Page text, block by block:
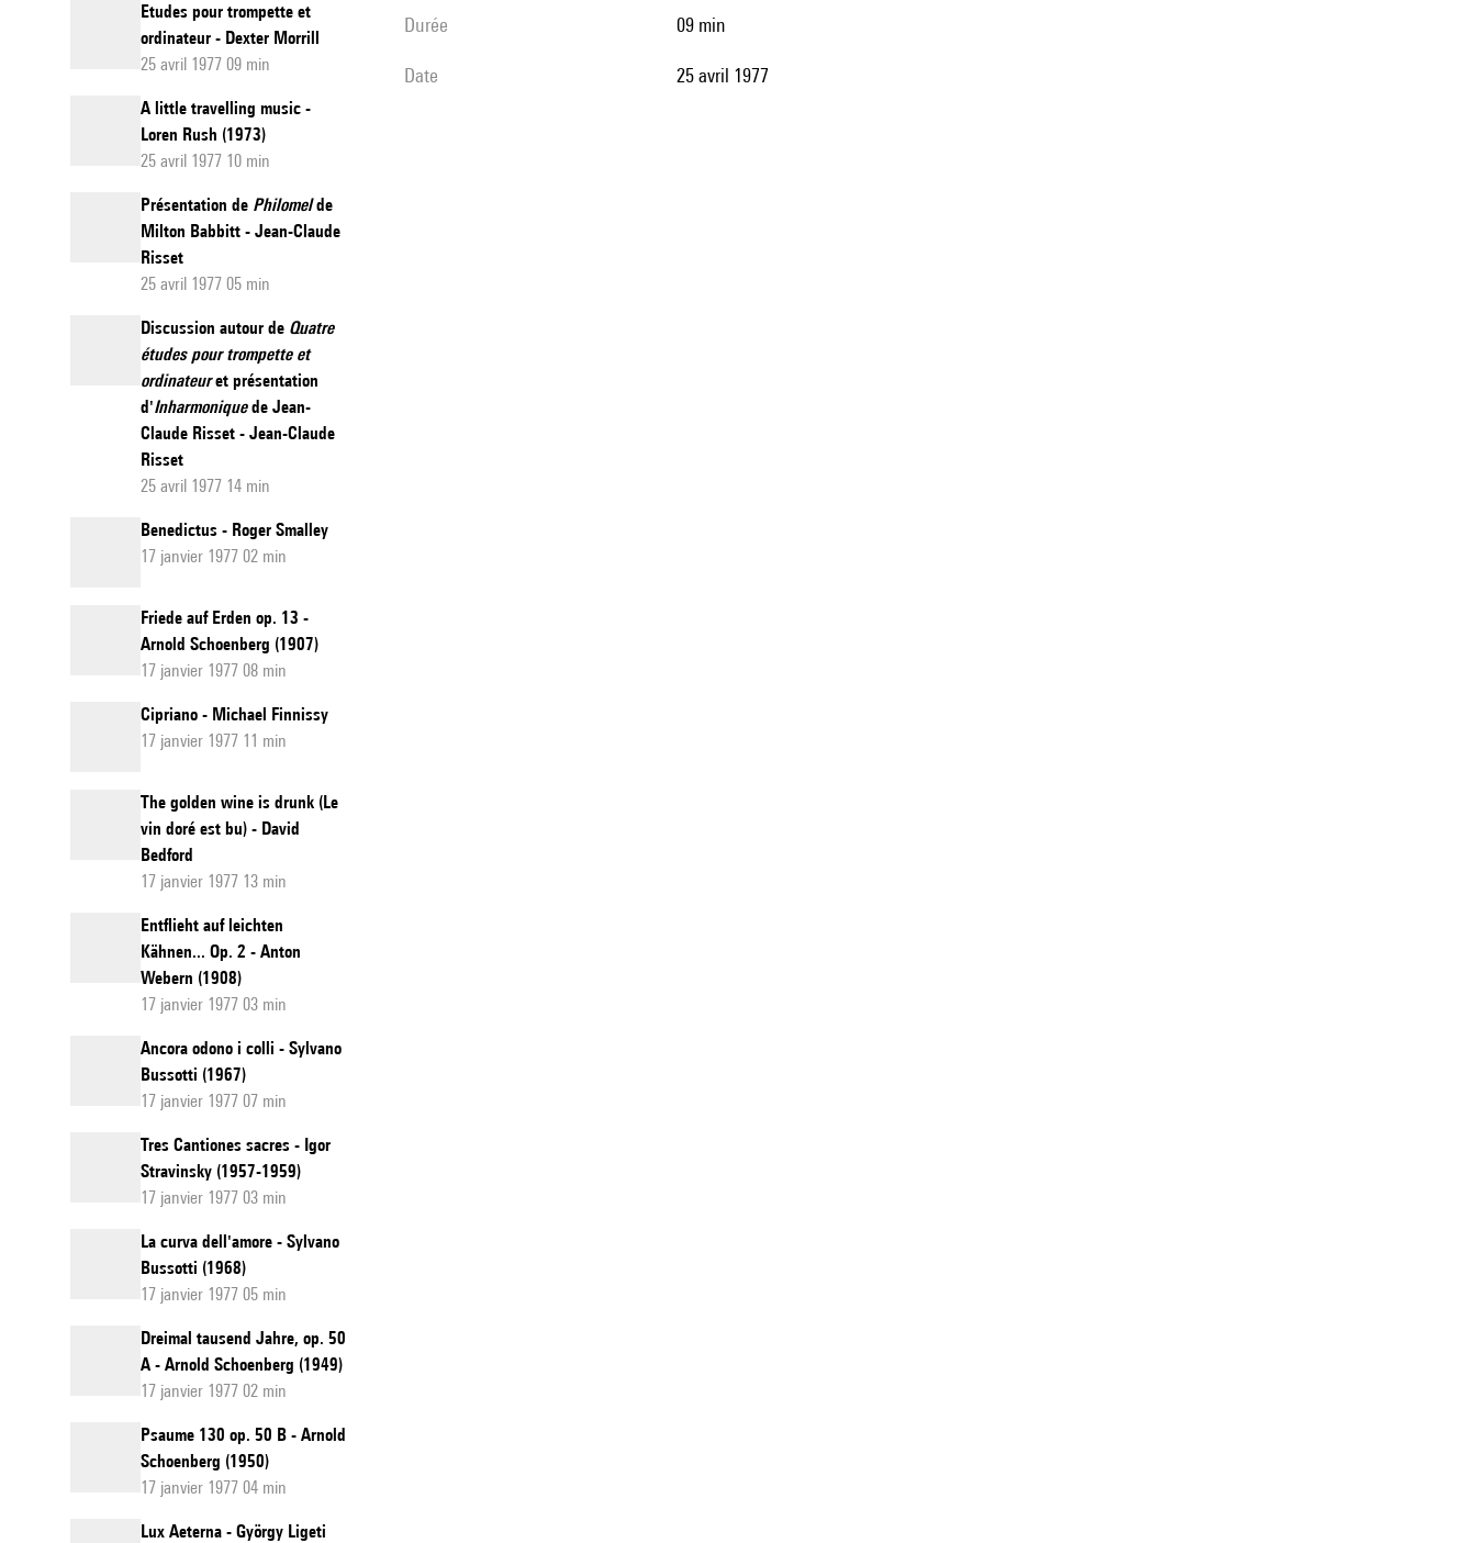
Etudes pour trompette et
ordinateur - Dexter Morrill
25 avril 1977 09 min
A little travelling music -
Loren Rush (1973)
25 avril 1977 10 min
Présentation de Philomelde
Milton Babbitt - Jean-Claude
Risset
25 avril 1977 05 min
Discussion autour de Quatre
études pour trompette et
ordinateuret présentation
d'Inharmoniquede Jean-
Claude Risset - Jean-Claude
Risset
25 avril 1977 14 min
Benedictus - Roger Smalley
17 janvier 1977 02 min
Friede auf Erden op. 13 -
Arnold Schoenberg (1907)
17 janvier 1977 08 min
Cipriano - Michael Finnissy
17 janvier 1977 11 min
The golden wine is drunk (Le
vin doré est bu) - David
Bedford
17 janvier 1977 13 min
Entflieht auf leichten
Kähnen... Op. 2 - Anton
Webern (1908)
17 janvier 1977 03 min
Ancora odono i colli - Sylvano
Bussotti (1967)
17 janvier 1977 07 min
Tres Cantiones sacres - Igor
Stravinsky (1957-1959)
17 janvier 1977 03 min
La curva dell'amore - Sylvano
Bussotti (1968)
17 janvier 1977 05 min
Dreimal tausend Jahre, op. 50
A - Arnold Schoenberg (1949)
17 janvier 1977 02 min
Psaume 130 op. 50 B - Arnold
Schoenberg (1950)
17 janvier 1977 04 min
Lux Aeterna - György Ligeti
durée 09 min
date 25 avril 1977